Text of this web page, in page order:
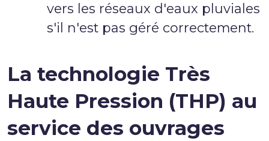
vers les réseaux d'eaux pluviales
s'il n'est pas géré correctement.
La technologie Très
Haute Pression (THP) au
service des ouvrages